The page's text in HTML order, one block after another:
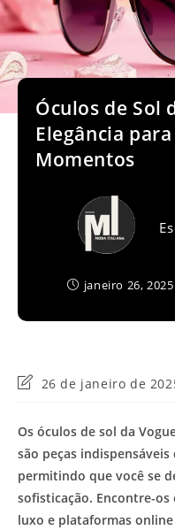
Óculos de Sol
Elegância
Momentos
janeiro 26, 2025
Última
post:
26 de janeiro de
Os óculos de sol da
são peças
permitindo que você se
sofisticação. Encontre-
luxo e plataformas